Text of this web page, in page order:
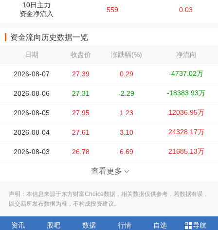
10日主力
资金净流入
559 0.03
资金流向历史数据一览
日期 收盘价 涨跌幅(%) 净流向
2026-08-07 27.39 0.29 -4737.02万
2026-08-06 27.31 -2.29 -18383.93万
2026-08-05 27.95 1.23 12036.95万
2026-08-04 27.61 3.10 24328.17万
2026-08-03 26.78 6.69 21685.13万
查看更多
声明：本信息来源于东方财富Choice数据，相关数据仅供参考，若数据有误，
以交易所发布数据为准，不构成投资建议。
资讯 股吧 数据 行情 自选 导航